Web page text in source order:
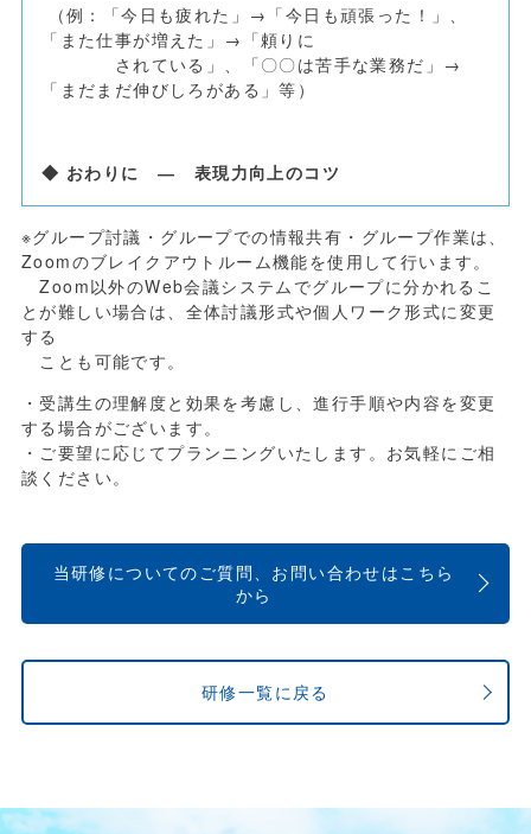
（例：「今日も疲れた」→「今日も頑張った！」、
「また仕事が増えた」→「頼りに
されている」、「〇〇は苦手な業務だ」→
「まだまだ伸びしろがある」等）
◆ おわりに ― 表現力向上のコツ
※グループ討議・グループでの情報共有・グループ作業は、
Zoomのブレイクアウトルーム機能を使用して行います。
Zoom以外のWeb会議システムでグループに分かれるこ
とが難しい場合は、全体討議形式や個人ワーク形式に変更
する
ことも可能です。
・受講生の理解度と効果を考慮し、進行手順や内容を変更
する場合がございます。
・ご要望に応じてプランニングいたします。お気軽にご相
談ください。
当研修についてのご質問、お問い合わせはこちら
から
研修一覧に戻る